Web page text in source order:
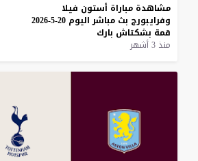
مشاهدة مباراة أستون فيلا
وفرايبورج بث مباشر اليوم 20-5-2026
قمة بشكتاش بارك
منذ 3 أشهر